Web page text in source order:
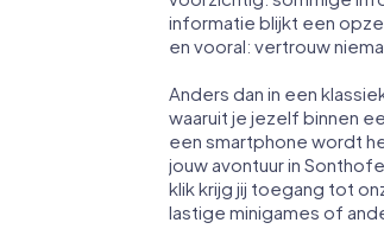
informatie blijkt een
en vooral: vertrouw
Anders dan in een
waaruit je jezelf binnen
een smartphone wordt
jouw avontuur in
klik krijg jij toegang tot
lastige minigames of